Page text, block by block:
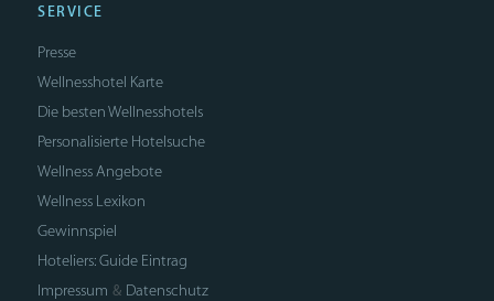
SERVICE
Presse
Wellnesshotel Karte
Die besten Wellnesshotels
Personalisierte Hotelsuche
Wellness Angebote
Wellness Lexikon
Gewinnspiel
Hoteliers: Guide Eintrag
Impressum & Datenschutz